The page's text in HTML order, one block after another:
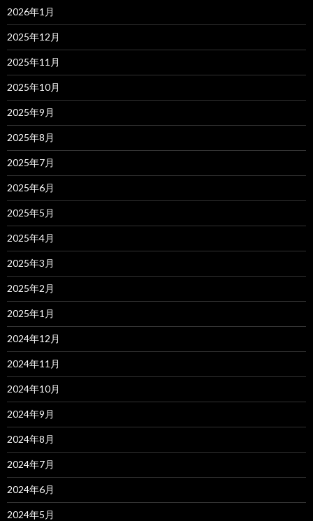
2026年1月
2025年12月
2025年11月
2025年10月
2025年9月
2025年8月
2025年7月
2025年6月
2025年5月
2025年4月
2025年3月
2025年2月
2025年1月
2024年12月
2024年11月
2024年10月
2024年9月
2024年8月
2024年7月
2024年6月
2024年5月